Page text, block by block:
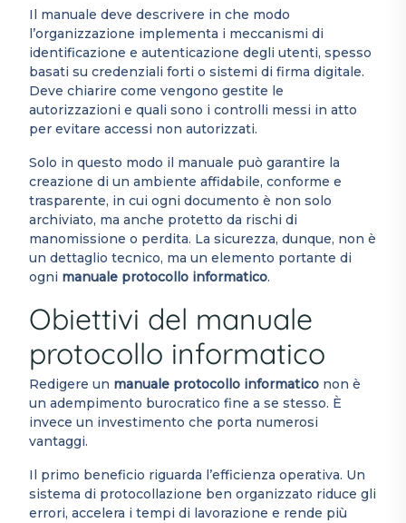
Il manuale deve descrivere in che modo
l’organizzazione implementa i meccanismi di
identificazione e autenticazione degli utenti, spesso
basati su credenziali forti o sistemi di firma digitale.
Deve chiarire come vengono gestite le
autorizzazioni e quali sono i controlli messi in atto
per evitare accessi non autorizzati.
Solo in questo modo il manuale può garantire la
creazione di un ambiente affidabile, conforme e
trasparente, in cui ogni documento è non solo
archiviato, ma anche protetto da rischi di
manomissione o perdita. La sicurezza, dunque, non è
un dettaglio tecnico, ma un elemento portante di
ogni manuale protocollo informatico.
Obiettivi del manuale
protocollo informatico
Redigere un manuale protocollo informatico non è
un adempimento burocratico fine a se stesso. È
invece un investimento che porta numerosi
vantaggi.
Il primo beneficio riguarda l’efficienza operativa. Un
sistema di protocollazione ben organizzato riduce gli
errori, accelera i tempi di lavorazione e rende più